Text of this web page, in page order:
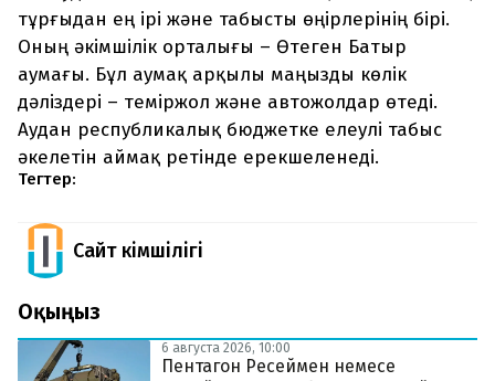
тұрғыдан ең ірі және табысты өңірлерінің бірі.
Оның әкімшілік орталығы – Өтеген Батыр
аумағы. Бұл аумақ арқылы маңызды көлік
дәліздері – теміржол және автожолдар өтеді.
Аудан республикалық бюджетке елеулі табыс
әкелетін аймақ ретінде ерекшеленеді.
Тегтер:
Сайт Әкімшілігі
Оқыңыз
6 августа 2026, 10:00
Пентагон Ресеймен немесе